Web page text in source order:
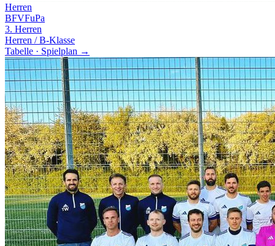
Herren
BFVFuPa
3. Herren
Herren / B-Klasse
Tabelle · Spielplan →